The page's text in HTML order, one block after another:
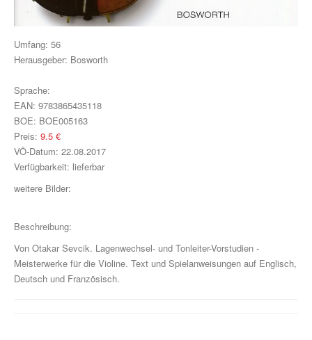
Melodie, Text & Akkorde
Klavier
Text & Akkorde
Für Kinder
Besondere Anlässe
Spielmaterial
Piano Gefällt Mir!
Start Up Piano
Umfang: 56
Herausgeber: Bosworth
Sprache:
EAN: 9783865435118
BOE: BOE005163
Preis: 9.5 €
VÖ-Datum: 22.08.2017
Verfügbarkeit: lieferbar
weitere Bilder:
Beschreibung:
Von Otakar Sevcik. Lagenwechsel- und Tonleiter-Vorstudien -
Meisterwerke für die Violine. Text und Spielanweisungen auf Englisch,
Deutsch und Französisch.